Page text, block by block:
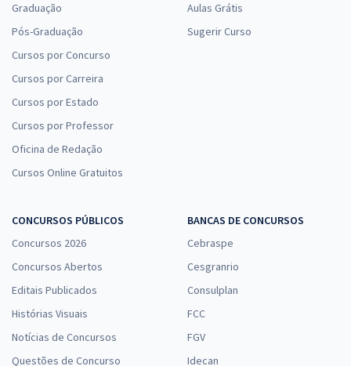
Graduação
Pós-Graduação
Cursos por Concurso
Cursos por Carreira
Cursos por Estado
Cursos por Professor
Oficina de Redação
Cursos Online Gratuitos
Aulas Grátis
Sugerir Curso
CONCURSOS PÚBLICOS
Concursos 2026
Concursos Abertos
Editais Publicados
Histórias Visuais
Notícias de Concursos
Questões de Concurso
BANCAS DE CONCURSOS
Cebraspe
Cesgranrio
Consulplan
FCC
FGV
Idecan